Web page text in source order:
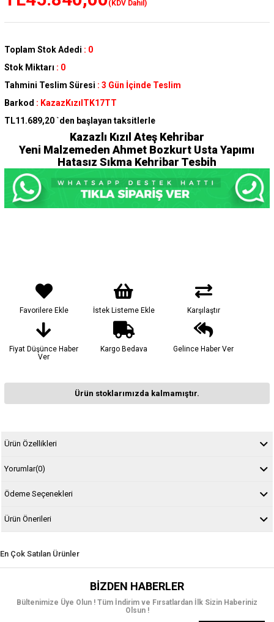
(KDV Dahil)
Toplam Stok Adedi : 0
Stok Miktarı : 0
Tahmini Teslim Süresi : 3 Gün İçinde Teslim
Barkod : KazazKızılTK17TT
TL11.689,20 `den başlayan taksitlerle
Kazazlı Kızıl Ateş Kehribar
Yeni Malzemeden Ahmet Bozkurt Usta Yapımı
Hatasız Sıkma Kehribar Tesbih
Favorilere Ekle İstek Listeme Ekle Karşılaştır
Fiyat Düşünce Haber
Ver
Kargo Bedava Gelince Haber Ver
Ürün stoklarımızda kalmamıştır.
Ürün Özellikleri
Yorumlar(0)
Ödeme Seçenekleri
Ürün Önerileri
En Çok Satılan Ürünler
BIZDEN HABERLER
Bültenimize Üye Olun ! Tüm İndirim ve Fırsatlardan İlk Sizin Haberiniz
Olsun !